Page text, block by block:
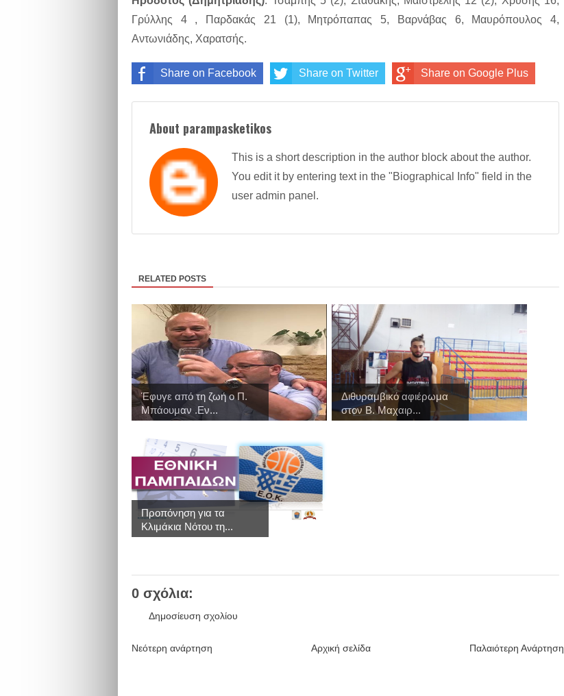
Γρύλλης 4 , Παρδακάς 21 (1), Μητρόπαπας 5, Βαρνάβας 6, Μαυρόπουλος 4,
Αντωνιάδης, Χαρατσής.
Share on Facebook Share on Twitter Share on Google Plus
About parampasketikos
This is a short description in the author block about the author.
You edit it by entering text in the "Biographical Info" field in the
user admin panel.
RELATED POSTS
Έφυγε από τη ζωή ο Π.
Μπάουμαν .Εν...
Διθυραμβικό αφιέρωμα
στον Β. Μαχαιρ...
Προπόνηση για τα
Κλιμάκια Νότου τη...
0 σχόλια:
Δημοσίευση σχολίου
Νεότερη ανάρτηση Παλαιότερη Ανάρτηση
Αρχική σελίδα